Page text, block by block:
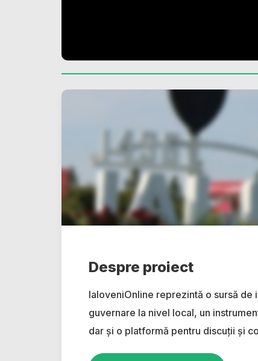
Despre proiect
IaloveniOnline reprezintă o sursă
guvernare la nivel local, un
dar și o platformă pentru discuții și